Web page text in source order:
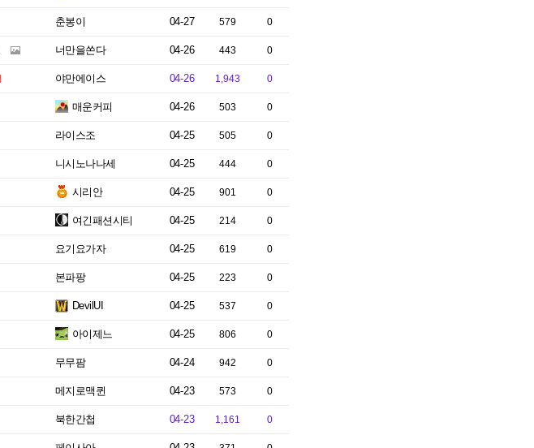
춘봉이 04-27 579 0
너만을쏜다 04-26 443 0
야만에이스 04-26 1,943 0
매운커피 04-26 503 0
라이스조 04-25 505 0
니시노나나세 04-25 444 0
시리안 04-25 901 0
여긴패션시티 04-25 214 0
요기요가자 04-25 619 0
본파팡 04-25 223 0
DevilUI 04-25 537 0
아이제느 04-25 806 0
무무팜 04-24 942 0
메지로맥퀸 04-23 573 0
북한간첩 04-23 1,161 0